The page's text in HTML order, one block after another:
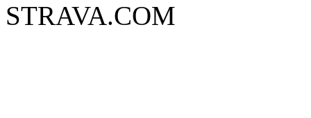
STRAVA.COM